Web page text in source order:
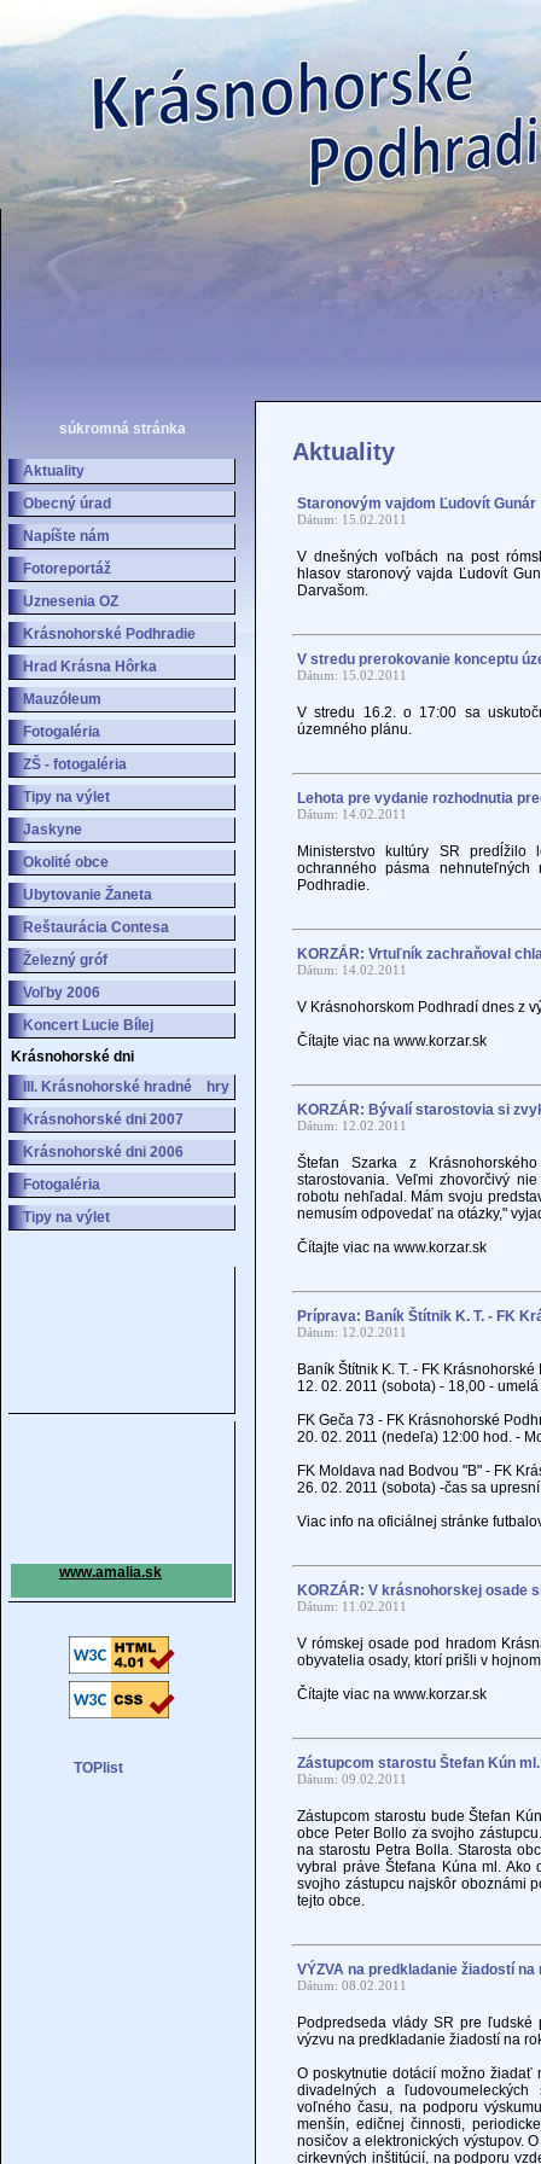
súkromná stránka
Aktuality
Obecný úrad
Napíšte nám
Fotoreportáž
Uznesenia OZ
Krásnohorské Podhradie
Hrad Krásna Hôrka
Mauzóleum
Fotogaléria
ZŠ - fotogaléria
Tipy na výlet
Jaskyne
Okolité obce
Ubytovanie Žaneta
Reštaurácia Contesa
Železný gróf
Voľby 2006
Koncert Lucie Bílej
Krásnohorské dni
III. Krásnohorské hradné hry
Krásnohorské dni 2007
Krásnohorské dni 2006
Fotogaléria
Tipy na výlet
www.amalia.sk
Aktuality
Staronovým vajdom Ľudovít Gunár
Dátum: 15.02.2011
V dnešných voľbách na post
hlasov staronový vajda Ľudovít
Darvašom.
V stredu prerokovanie konceptu
Dátum: 15.02.2011
V stredu 16.2. o 17:00 sa
územného plánu.
Lehota pre vydanie rozhodnutia
Dátum: 14.02.2011
Ministerstvo kultúry SR
ochranného pásma nehnuteľných
Podhradie.
KORZÁR: Vrtuľník zachraňoval
Dátum: 14.02.2011
V Krásnohorskom Podhradí dnes z
Čítajte viac na www.korzar.sk
KORZÁR: Bývalí starostovia si
Dátum: 12.02.2011
Štefan Szarka z
starostovania. Veľmi zhovorčivý
robotu nehľadal. Mám svoju
nemusím odpovedať na otázky,"
Čítajte viac na www.korzar.sk
Príprava: Baník Štítnik K. T. - FK
Dátum: 12.02.2011
Baník Štítnik K. T. - FK
12. 02. 2011 (sobota) - 18,00 -
FK Geča 73 - FK Krásnohorské
20. 02. 2011 (nedeľa) 12:00 hod. -
FK Moldava nad Bodvou "B" - FK
26. 02. 2011 (sobota) -čas sa
Viac info na oficiálnej stránke
KORZÁR: V krásnohorskej osade
Dátum: 11.02.2011
V rómskej osade pod hradom
obyvatelia osady, ktorí prišli v
Čítajte viac na www.korzar.sk
Zástupcom starostu Štefan Kún
Dátum: 09.02.2011
Zástupcom starostu bude Štefan
obce Peter Bollo za svojho
na starostu Petra Bolla. Starosta
vybral práve Štefana Kúna ml.
svojho zástupcu najskôr oboznámi
tejto obce.
VÝZVA na predkladanie žiadostí
Dátum: 08.02.2011
Podpredseda vlády SR pre
výzvu na predkladanie žiadostí na
O poskytnutie dotácií možno žiadať
divadelných a
voľného času, na podporu
menšín, edičnej činnosti,
nosičov a elektronických výstupov.
cirkevných inštitúcií, na podporu